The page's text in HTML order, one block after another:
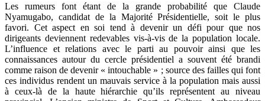
Les rumeurs font étant de la grande probabilité que Claude
Nyamugabo, candidat de la Majorité Présidentielle, soit le plus
favori. Cet aspect en soi tend à devenir un défi pour que nos
dirigeants deviennent redevables vis-à-vis de la population locale.
L’influence et relations avec le parti au pouvoir ainsi que les
connaissances autour du cercle présidentiel a souvent été brandi
comme raison de devenir « intouchable » ; source des failles qui font
ces individus rendent un mauvais service à la population mais aussi
à ceux-là de la haute hiérarchie qu’ils représentent au niveau